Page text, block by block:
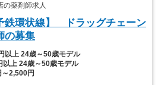
薬剤師求人
鉄環状線】 ドラッグチェーン
の募集
以上 24歳～50歳モデル
以上 24歳～50歳モデル
～2,500円